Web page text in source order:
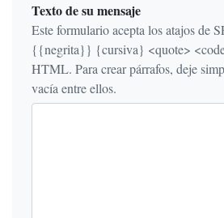
Texto de su mensaje
Este formulario acepta los atajos de
{{negrita}} {cursiva} <quote> <code> y el
HTML. Para crear párrafos, deje
vacía entre ellos.